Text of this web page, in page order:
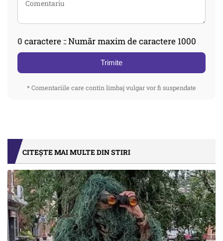
0 caractere :: Număr maxim de caractere 1000
Trimite
* Comentariile care contin limbaj vulgar vor fi suspendate
CITEȘTE MAI MULTE DIN STIRI